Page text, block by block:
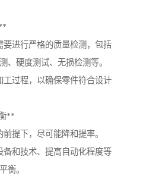
进行严格的质量检测，包括
、硬度测试、无损检测等。
过程，以确保零件符合设计
**
提下，尽可能降和提率。
和技术、提高自动化程度等
衡。